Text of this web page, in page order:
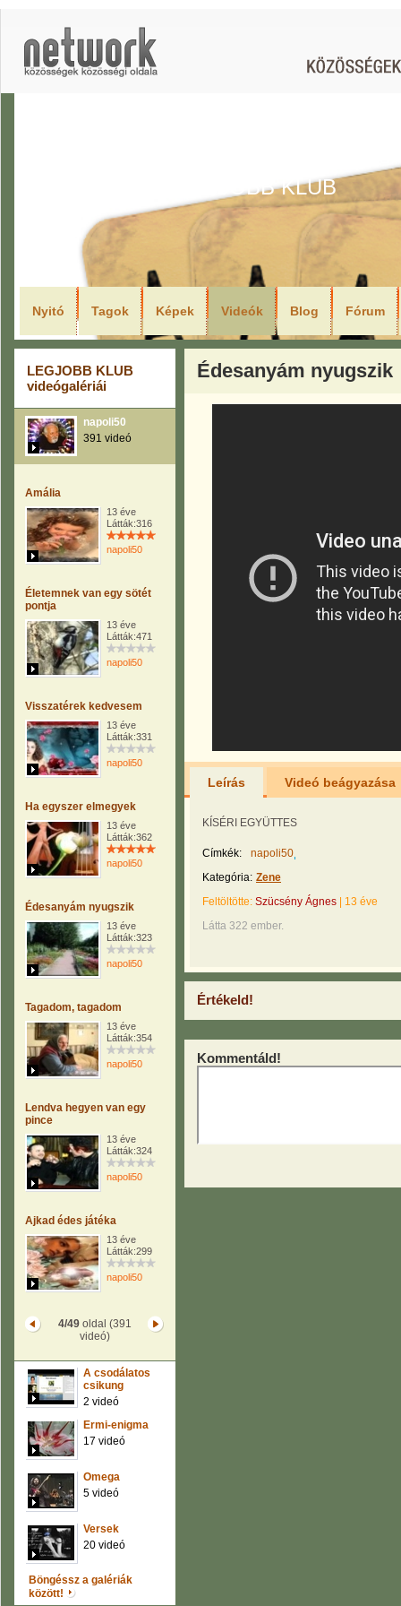
LEGJOBB KLUB
Nyitó Tagok Képek Videók Blog Fórum
LEGJOBB KLUB
videógalériái
napoli50
391 videó
Amália
13 éve
Látták:316
napoli50
Életemnek van egy sötét
pontja
13 éve
Látták:471
napoli50
Visszatérek kedvesem
13 éve
Látták:331
napoli50
Ha egyszer elmegyek
13 éve
Látták:362
napoli50
Édesanyám nyugszik
13 éve
Látták:323
napoli50
Tagadom, tagadom
13 éve
Látták:354
napoli50
Lendva hegyen van egy
pince
13 éve
Látták:324
napoli50
Ajkad édes játéka
13 éve
Látták:299
napoli50
4/49 oldal (391
videó)
A csodálatos
csikung
2 videó
Ermi-enigma
17 videó
Omega
5 videó
Versek
20 videó
Böngéssz a galériák
között!
Édesanyám nyugszik
Leírás Videó beágyazása
KÍSÉRI EGYÜTTES
Címkék:
napoli50
Kategória: Zene
Feltöltötte: Szücsény Ágnes
13 éve
Látta 322 ember.
Értékeld!
Kommentáld!